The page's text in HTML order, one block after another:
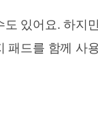
있어요. 하지
패드를 함께 사